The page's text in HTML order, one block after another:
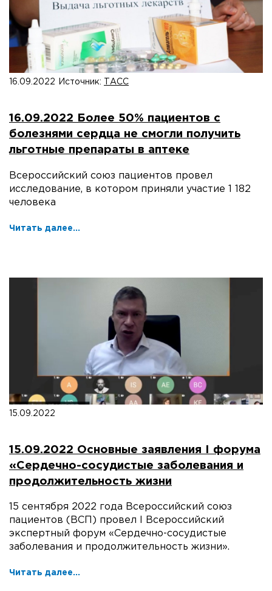
16.09.2022 Источник: ТАСС
16.09.2022 Более 50% пациентов с
болезнями сердца не смогли получить
льготные препараты в аптеке
Всероссийский союз пациентов провел
исследование, в котором приняли участие 1 182
человека
Читать далее...
15.09.2022
15.09.2022 Основные заявления I форума
«Сердечно-сосудистые заболевания и
продолжительность жизни
15 сентября 2022 года Всероссийский союз
пациентов (ВСП) провел I Всероссийский
экспертный форум «Сердечно-сосудистые
заболевания и продолжительность жизни».
Читать далее...